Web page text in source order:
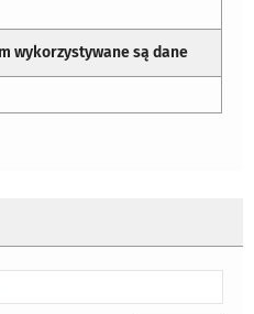
wykorzystywane są dane